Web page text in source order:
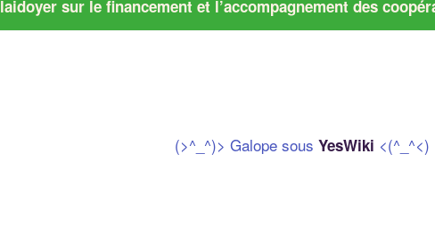
un plaidoyer sur le financement et l’accompagnement des
(>^_^)> Galope sous YesWiki <(^_^<)